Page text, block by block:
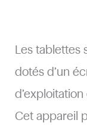
Les
dotés d’un
Cet appareil